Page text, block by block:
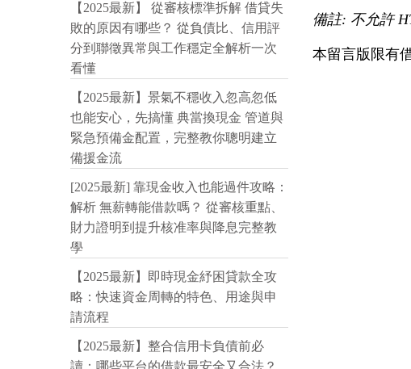
備註: 不允許
本留言版限有
【2025最新】 從審核標準拆解 借貸失
敗的原因有哪些？ 從負債比、信用評
分到聯徵異常與工作穩定全解析一次
看懂
【2025最新】景氣不穩收入忽高忽低
也能安心，先搞懂 典當換現金 管道與
緊急預備金配置，完整教你聰明建立
備援金流
[2025最新] 靠現金收入也能過件攻略：
解析 無薪轉能借款嗎？ 從審核重點、
財力證明到提升核准率與降息完整教
學
【2025最新】即時現金紓困貸款全攻
略：快速資金周轉的特色、用途與申
請流程
【2025最新】整合信用卡負債前必